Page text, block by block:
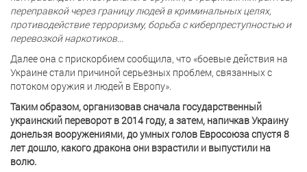
переправкой через границу людей в криминальных целях,
противодействие терроризму, борьба с киберпреступностью и
перевозкой наркотиков...
Далее она с прискорбием сообщила, что «боевые действия на
Украине стали причиной серьезных проблем, связанных с
потоком оружия и людей в Европу».
Таким образом, организовав сначала государственный
украинский переворот в 2014 году, а затем, напичкав Украину
донельзя вооружениями, до умных голов Евросоюза спустя 8
лет дошло, какого дракона они взрастили и выпустили на
волю.